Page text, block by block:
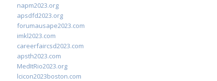
napm2023.org
apsdfd2023.org
forumausape2023.com
imkl2023.com
careerfaircsd2023.com
apsth2023.com
MedItRio2023.org
lcicon2023boston.com